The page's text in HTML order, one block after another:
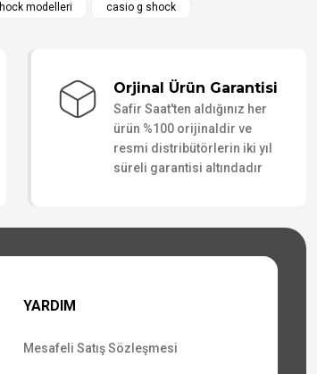
siyah modeller gibi sıradan durmuyor, çok
tasarımı canlı gözle çok daha sert ve
bir parça.
modelleri casio g shock
Orjinal Ürün Garantisi
Safir Saat'ten aldığınız her
ürün %100 orijinaldir ve
resmi distribütörlerin iki yıl
süreli garantisi altındadır
YARDIM
Mesafeli Satış Sözleşmesi